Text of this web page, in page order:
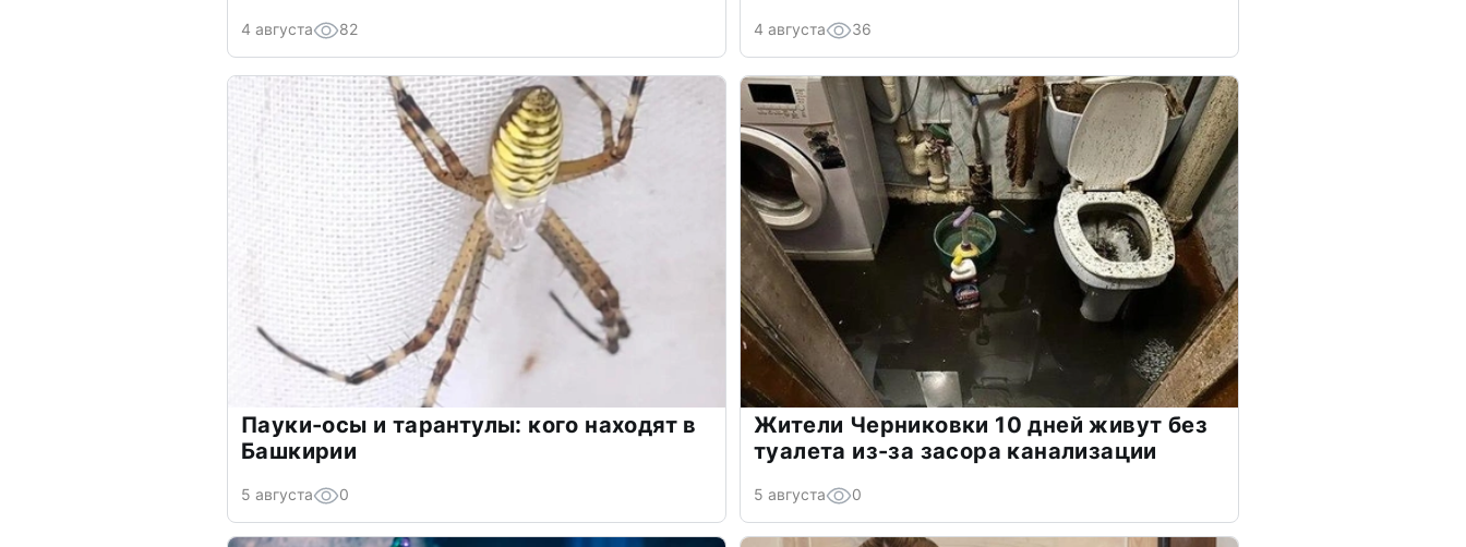
4 августа 82 4 августа 36
Пауки-осы и тарантулы: кого находят в
Башкирии
5 августа 0
Жители Черниковки 10 дней живут без
туалета из-за засора канализации
5 августа 0